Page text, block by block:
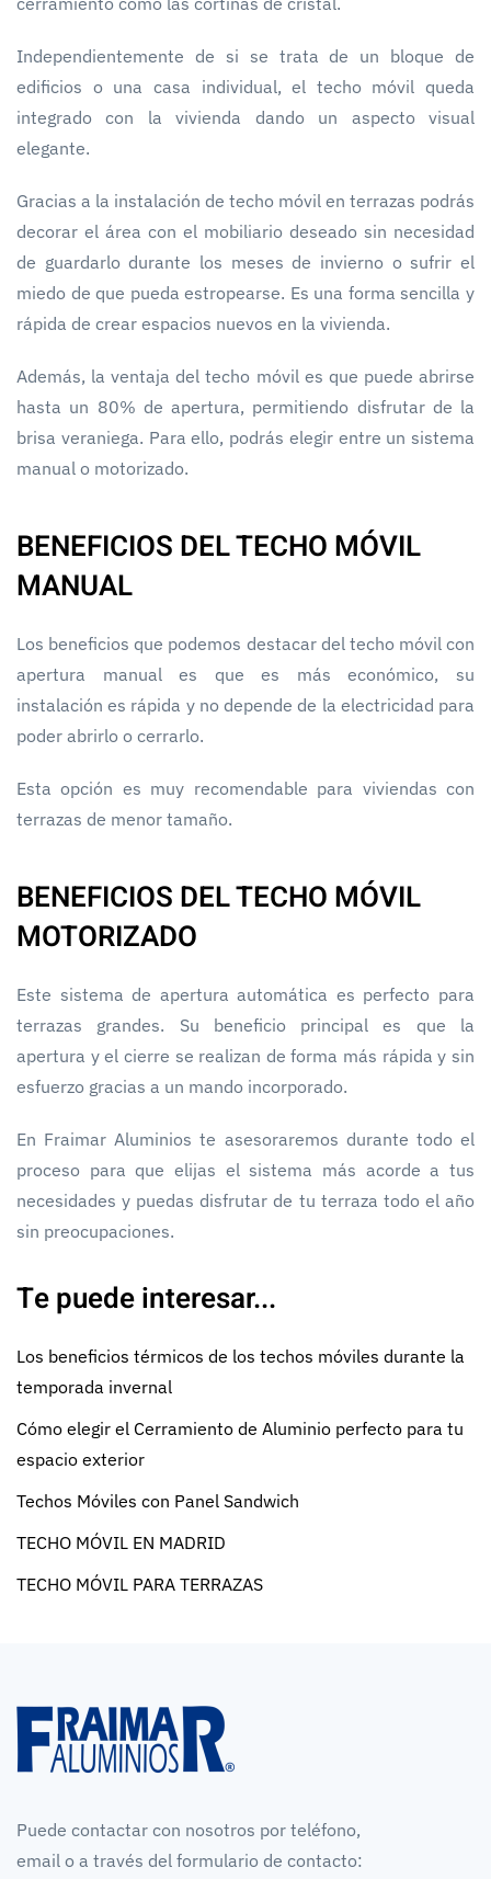
Independientemente de si se trata de un bloque de
edificios o una casa individual, el techo móvil queda
integrado con la vivienda dando un aspecto visual
elegante.
Gracias a la instalación de techo móvil en terrazas podrás
decorar el área con el mobiliario deseado sin necesidad
de guardarlo durante los meses de invierno o sufrir el
miedo de que pueda estropearse. Es una forma sencilla y
rápida de crear espacios nuevos en la vivienda.
Además, la ventaja del techo móvil es que puede abrirse
hasta un 80% de apertura, permitiendo disfrutar de la
brisa veraniega. Para ello, podrás elegir entre un sistema
manual o motorizado.
BENEFICIOS DEL TECHO MÓVIL
MANUAL
Los beneficios que podemos destacar del techo móvil con
apertura manual es que es más económico, su
instalación es rápida y no depende de la electricidad para
poder abrirlo o cerrarlo.
Esta opción es muy recomendable para viviendas con
terrazas de menor tamaño.
BENEFICIOS DEL TECHO MÓVIL
MOTORIZADO
Este sistema de apertura automática es perfecto para
terrazas grandes. Su beneficio principal es que la
apertura y el cierre se realizan de forma más rápida y sin
esfuerzo gracias a un mando incorporado.
En Fraimar Aluminios te asesoraremos durante todo el
proceso para que elijas el sistema más acorde a tus
necesidades y puedas disfrutar de tu terraza todo el año
sin preocupaciones.
Te puede interesar...
Los beneficios térmicos de los techos móviles durante la
temporada invernal
Cómo elegir el Cerramiento de Aluminio perfecto para tu
espacio exterior
Techos Móviles con Panel Sandwich
TECHO MÓVIL EN MADRID
TECHO MÓVIL PARA TERRAZAS
Puede contactar con nosotros por teléfono,
email o a través del formulario de contacto: